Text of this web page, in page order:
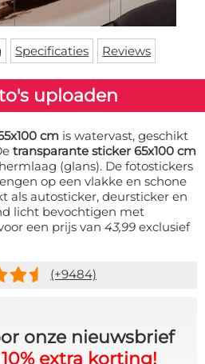
Specificaties Reviews
uploaden
cm is watervast, geschikt
transparante sticker 65x100 cm
(glans). De fotostickers
op een vlakke en schone
als autosticker, deursticker en
licht bevochtigen met
een prijs van 43,99 exclusief
(+9484)
onze nieuwsbrief
10% extra korting!